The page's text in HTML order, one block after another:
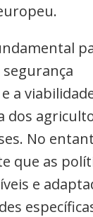
a
dos
No
que as
e